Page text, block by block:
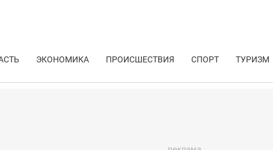
ЭКОНОМИКА ПРОИСШЕСТВИЯ СПОРТ ТУРИЗМ